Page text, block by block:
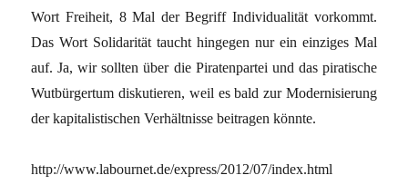
Wort Freiheit, 8 Mal der Begriff Individualität vorkommt.
Das Wort Solidarität taucht hingegen nur ein einziges Mal
auf. Ja, wir sollten über die Piratenpartei und das piratische
Wutbürgertum diskutieren, weil es bald zur Modernisierung
der kapitalistischen Verhältnisse beitragen könnte.
http://www.labournet.de/express/2012/07/index.html